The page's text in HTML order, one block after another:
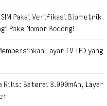
Pakai Verifikasi Biometrik
Pake Nomor Bodong!
Layar TV LED yang
Rilis: Baterai 8.000mAh, Layar